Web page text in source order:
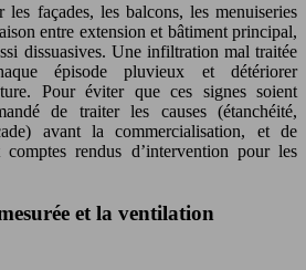
les façades, les balcons, les menuiseries
entre extension et bâtiment principal,
dissuasives. Une infiltration mal traitée
épisode pluvieux et détériorer
Pour éviter que ces signes soient
de traiter les causes (étanchéité,
avant la commercialisation, et de
rendus d’intervention pour les
et la ventilation